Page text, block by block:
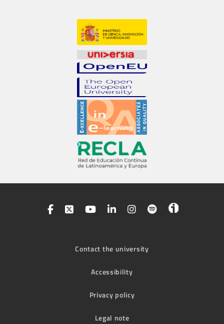
Contact the university
Accessibility
Privacy policy
Legal note